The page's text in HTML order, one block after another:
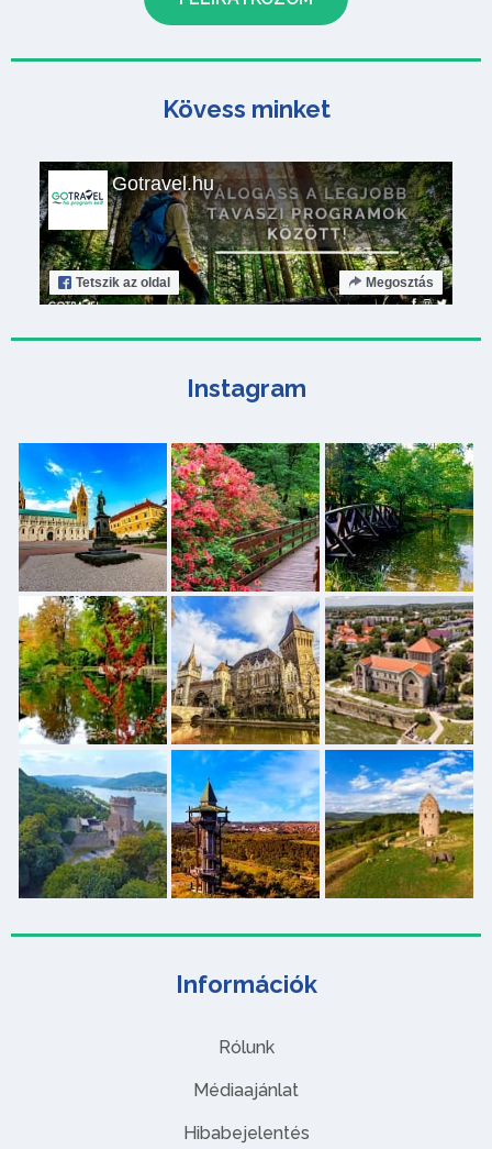
Információk
Rólunk
Médiaajánlat
Hibabejelentés
Kövess minket
Gotravel.hu
Tetszik az oldal Megosztás
Instagram